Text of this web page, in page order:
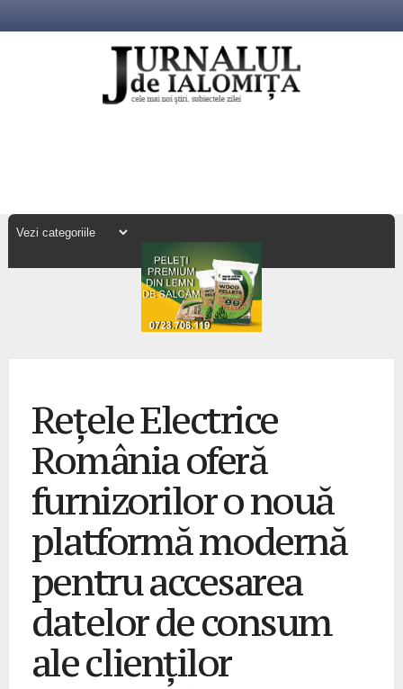
Rețele Electrice
România oferă
furnizorilor o nouă
platformă modernă
pentru accesarea
datelor de consum
ale clienților